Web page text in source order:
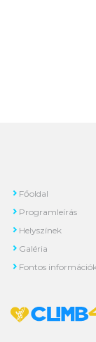
Főoldal
Programleírás
Helyszínek
Galéria
Fontos